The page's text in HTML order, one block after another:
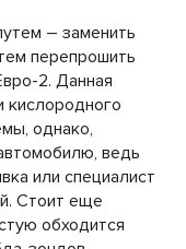
– заменить
перепрошить
2. Данная
кислородного
однако,
ведь
или специалист
Стоит еще
обходится